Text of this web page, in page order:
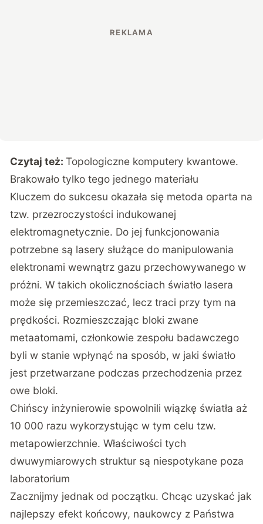
Czytaj też:Topologiczne komputery kwantowe.
Brakowało tylko tego jednego materiału
Kluczem do sukcesu okazała się metoda oparta na
tzw. przezroczystości indukowanej
elektromagnetycznie. Do jej funkcjonowania
potrzebne są lasery służące do manipulowania
elektronami wewnątrz gazu przechowywanego w
próżni. W takich okolicznościach światło lasera
może się przemieszczać, lecz traci przy tym na
prędkości. Rozmieszczając bloki zwane
metaatomami, członkowie zespołu badawczego
byli w stanie wpłynąć na sposób, w jaki światło
jest przetwarzane podczas przechodzenia przez
owe bloki.
Chińscy inżynierowie spowolnili wiązkę światła aż
10 000 razu wykorzystując w tym celu tzw.
metapowierzchnie. Właściwości tych
dwuwymiarowych struktur są niespotykane poza
laboratorium
Zacznijmy jednak od początku. Chcąc uzyskać jak
najlepszy efekt końcowy, naukowcy z Państwa